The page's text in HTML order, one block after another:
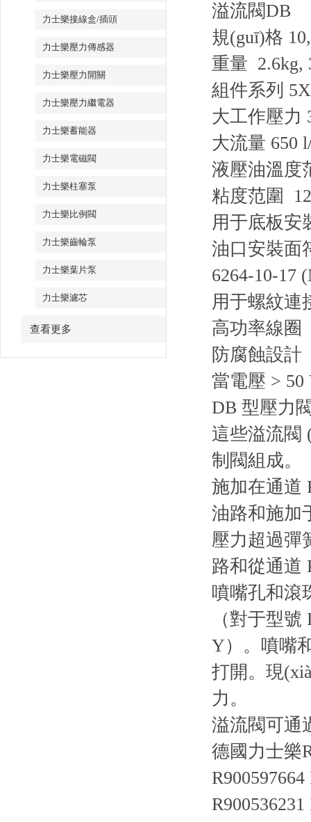
力士樂接線盒/插頭
力士樂壓力傳感器
力士樂壓力開關
力士樂壓力繼電器
力士樂蓄能器
力士樂電磁閥
力士樂柱塞泵
力士樂比例閥
力士樂齒輪泵
力士樂葉片泵
力士樂濾芯
查看更多
溢流閥DB
規(guī)格
重量 2.6kg,
組件系列 5X
大工作壓力
大流量 650
液壓油溫
粘度范圍
用于底板安
油口安裝面
6264-10-17
用于螺紋連
高功率線圈
防腐蝕設計
當電壓 > 50
DB 型壓力
這些溢流閥
制閥組成。
施加在通道
油路和施加
壓力超過彈
路和從通道
噴嘴孔和滾
（對于型
Y）。噴嘴
打開。現
力。
溢流閥可通
德國力士樂